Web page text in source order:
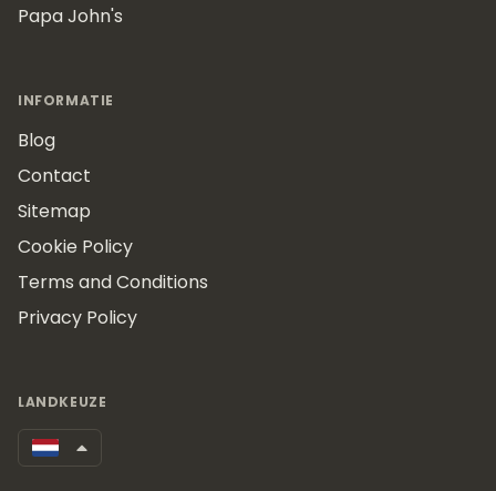
Papa John's
INFORMATIE
Blog
Contact
Sitemap
Cookie Policy
Terms and Conditions
Privacy Policy
LANDKEUZE